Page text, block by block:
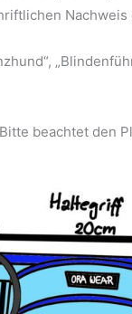
Bitte beachtet den